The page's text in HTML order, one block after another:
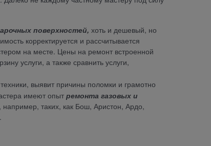
поверхностей, хоть и дешевый, но
корректируется и рассчитывается
на месте. Цены на ремонт встроенной
услуги, а также сравнить услуги,
выявит причины поломки и грамотно
имеют опытремонта газовых и
например, таких, как Бош, Аристон, Ардо,